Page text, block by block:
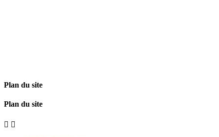
Plan du site
Plan du site
 